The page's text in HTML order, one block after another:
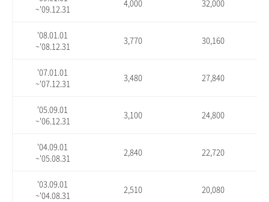
~'09.12.31
4,000 32,000
'08.01.01
~'08.12.31
3,770 30,160
'07.01.01
~'07.12.31
3,480 27,840
'05.09.01
~'06.12.31
3,100 24,800
'04.09.01
~'05.08.31
2,840 22,720
'03.09.01
~'04.08.31
2,510 20,080